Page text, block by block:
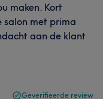
maken. Kort
salon met prima
aan de klant
Geverifieerde review